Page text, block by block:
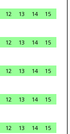
12 13 14
15
12 13 14
15
12 13 14
15
12 13 14
15
12 13 14
15